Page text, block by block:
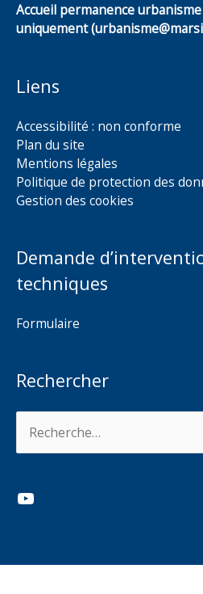
Accueil permanence
uniquement
Liens
Accessibilité : non conforme
Plan du site
Mentions légales
Politique de protection des
Gestion des cookies
Demande
techniques
Formulaire
Rechercher
YouTube